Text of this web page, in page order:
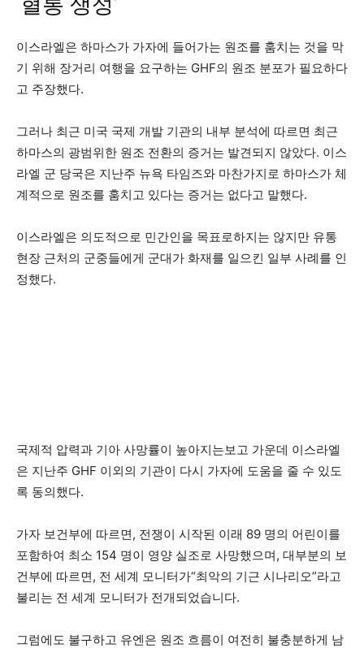
이스라엘은 하마스가 가자에 들어가는 원조를 훔치는 것을 막
기 위해 장거리 여행을 요구하는 GHF의 원조 분포가 필요하다
고 주장했다.
그러나 최근 미국 국제 개발 기관의 내부 분석에 따르면 최근
하마스의 광범위한 원조 전환의 증거는 발견되지 않았다. 이스
라엘 군 당국은 지난주 뉴욕 타임즈와 마찬가지로 하마스가 체
계적으로 원조를 훔치고 있다는 증거는 없다고 말했다.
이스라엘은 의도적으로 민간인을 목표로하지는 않지만 유통
현장 근처의 군중들에게 군대가 화재를 일으킨 일부 사례를 인
정했다.
국제적 압력과 기아 사망률이 높아지는보고 가운데 이스라엘
은 지난주 GHF 이외의 기관이 다시 가자에 도움을 줄 수 있도
록 동의했다.
가자 보건부에 따르면, 전쟁이 시작된 이래 89 명의 어린이를
포함하여 최소 154 명이 영양 실조로 사망했으며, 대부분의 보
건부에 따르면, 전 세계 모니터가“최악의 기근 시나리오”라고
불리는 전 세계 모니터가 전개되었습니다.
그럼에도 불구하고 유엔은 원조 흐름이 여전히 불충분하게 남